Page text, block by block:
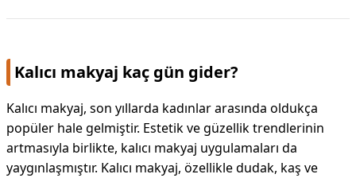
Kalıcı makyaj kaç gün gider?
Kalıcı makyaj, son yıllarda kadınlar arasında oldukça
popüler hale gelmiştir. Estetik ve güzellik trendlerinin
artmasıyla birlikte, kalıcı makyaj uygulamaları da
yaygınlaşmıştır. Kalıcı makyaj, özellikle dudak, kaş ve